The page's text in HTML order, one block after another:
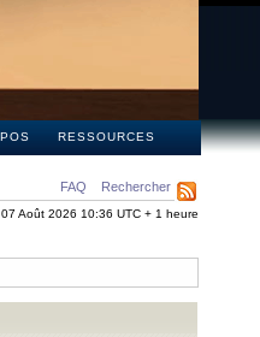
RESSOURCES
FAQ Rechercher
Août 2026 10:36 UTC + 1 heure